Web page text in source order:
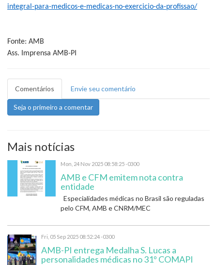
integral-para-medicos-e-medicas-no-exercicio-da-profissao/
Fonte: AMB
Ass. Imprensa AMB-PI
Comentários Envie seu comentário
Seja o primeiro a comentar
Mais notícias
Mon, 24 Nov 2025 08:58:25 -0300
AMB e CFM emitem nota contra
entidade
Especialidades médicas no Brasil são reguladas
pelo CFM, AMB e CNRM/MEC
Fri, 05 Sep 2025 08:52:24 -0300
AMB-PI entrega Medalha S. Lucas a
personalidades médicas no 31º COMAPI